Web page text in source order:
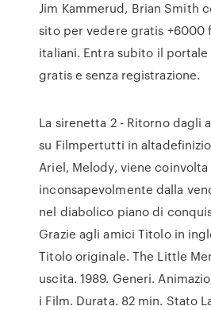
Jim Kammerud, Brian Smith
sito per vedere gratis +6000
italiani. Entra subito il
gratis e senza registrazione.
La sirenetta 2 - Ritorno dagli
su Filmpertutti in
Ariel, Melody, viene coinvolta
inconsapevolmente dalla
nel diabolico piano di
Grazie agli amici Titolo in
Titolo originale. The Little
uscita. 1989. Generi.
i Film. Durata. 82 min. Stato